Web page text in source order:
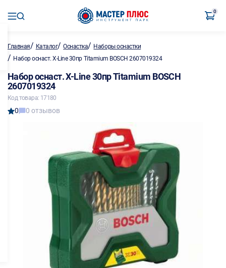
0
Главная/ Каталог/Оснастка/ Наборы оснастки
/ Набор оснаст. X-Line 30пр Titamium BOSCH 2607019324
Набор оснаст. X-Line 30пр Titamium BOSCH
2607019324
Код товара: 17180
0 0 отзывов